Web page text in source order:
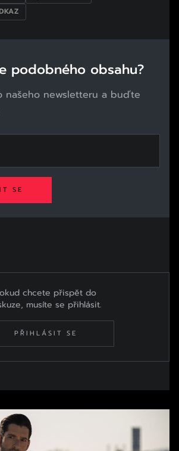
podobného obsahu?
našeho newsletteru a buďte
SE
chcete přispět do
musíte se přihlásit.
PŘIHLÁSIT SE